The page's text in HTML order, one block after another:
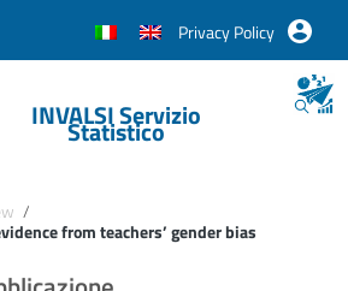
Privacy Policy
navigazione
INVALSI Servizio
Statistico
/
from teachers’ gender bias